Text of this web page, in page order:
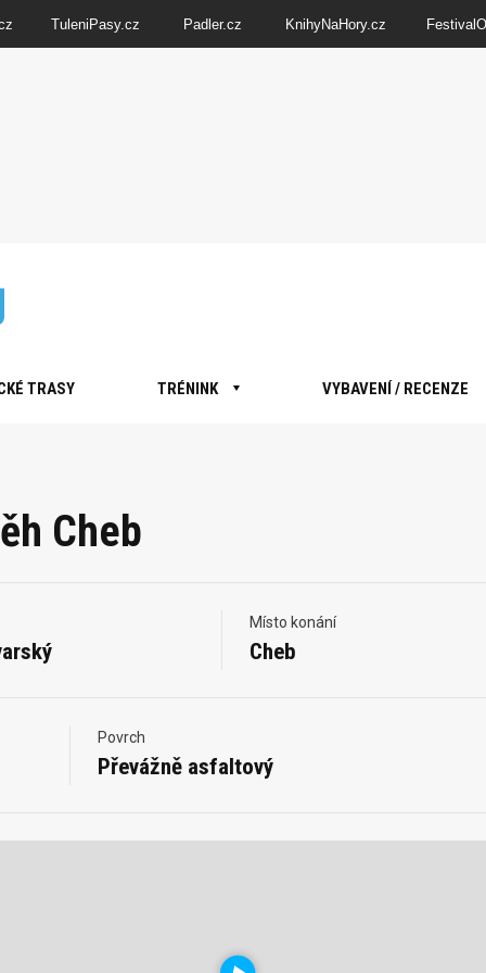
TuleniPasy.cz Padler.cz KnihyNaHory.cz
TRASY TRÉNINK VYBAVENÍ / RECENZE
Cheb
Místo konání
Cheb
Povrch
Převážně asfaltový